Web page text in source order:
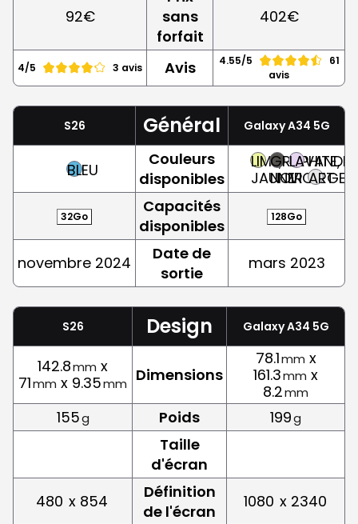
92€
sans
forfait
402€
4/5 3 avis Avis 4.55/5
61
avis
S26 Général Galaxy A34 5G
BLEU
Couleurs
disponibles
LIME,
JAUNE
GRAPHITE,
NOIR
LAVANDE,
VIOLET
32Go
Capacités
disponibles
128Go
novembre 2024
Date de
sortie
mars 2023
S26 Design Galaxy A34 5G
142.8mm x
71mm x 9.35mm Dimensions
78.1mm x
161.3mm x
8.2mm
155g Poids 199g
Taille
d'écran
480 x 854
Définition
de l'écran
1080 x 2340